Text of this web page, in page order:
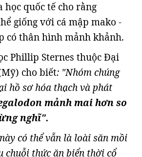
học quốc tế cho rằng
giống với cá mập mako -
có thân hình mảnh khảnh.
Phillip Sternes thuộc Đại
cho biết: "Nhóm chúng
hồ sơ hóa thạch và phát
mảnh mai hơn so
nghĩ".
có thể vẫn là loài săn mồi
chuỗi thức ăn biển thời cổ